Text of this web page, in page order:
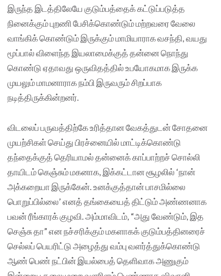
இருந்த இடத்திலேயே குடும்பத்தைக் கட்டுப்படுத்த
நினைக்கும் புறணி பேசிக்கொண்டும் மற்றவரை வேலை
வாங்கிக் கொண்டும் இருக்கும் மாமியாராக‌ வசந்தி, வயது
மூப்பால் விளைந்த இயலாமைக்குத் தன்னை நொந்து
கொண்டு ஏதாவது ஒருவிதத்தில் உபயோகமாக இருக்க
முயலும் மாமனாராக நம்பி இருவரும் சிறப்பாக
நடித்திருக்கின்றனர்.
விடலைப் பருவத்திற்கே உரித்தான வேகத்துடன் சோதனை
முயற்சிகள் செய்து பிரச்னையில் மாட்டிக்கொண்டு
தந்தைக்குத் தெரியாமல் தன்னைக் காப்பாற்றச் சொல்லி
தாயிடம் கெஞ்சும் மகனாக, இக்கட்டான சூழலில் ‘நான்
அக்கறையா இருக்கேன். உனக்குத்தான் பாசமில்லை
பொறுப்பில்லை’ எனத் தங்கையைத் திட்டும் அண்ணனாக
பவன் ரீங்காரக் குழவி. அம்மாவிடம், “அது வேண்டும், இத
செஞ்சு தா” என நச்சரிக்கும் மகளாகக் குடும்பத்தினரைச்
செல்லப் பெயரிட்டு அழைத்து வம்பு வளர்த்துக்கொண்டு
ஆண் பெண் நட்பின் இயல்பைத் தெளிவாக அணுகும்